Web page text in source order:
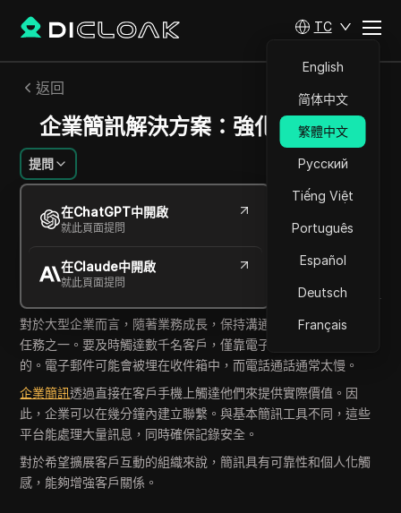
TC
English
简体中文
繁體中文
Русский
Tiếng Việt
Português
Español
Deutsch
Français
返回
企業簡訊解決方案：強化客戶連結
提問
在ChatGPT中開啟
就此頁面提問
在Claude中開啟
就此頁面提問
查爾斯·馬丁內斯
2025年10月 4 分鐘 閱讀
Copy Link
對於大型企業而言，隨著業務成長，保持溝通一致性是最困難的
任務之一。要及時觸達數千名客戶，僅靠電子郵件或電話是不夠
的。電子郵件可能會被埋在收件箱中，而電話通話通常太慢。
企業簡訊透過直接在客戶手機上觸達他們來提供實際價值。因
此，企業可以在幾分鐘內建立聯繫。與基本簡訊工具不同，這些
平台能處理大量訊息，同時確保記錄安全。
對於希望擴展客戶互動的組織來說，簡訊具有可靠性和個人化觸
感，能夠增強客戶關係。